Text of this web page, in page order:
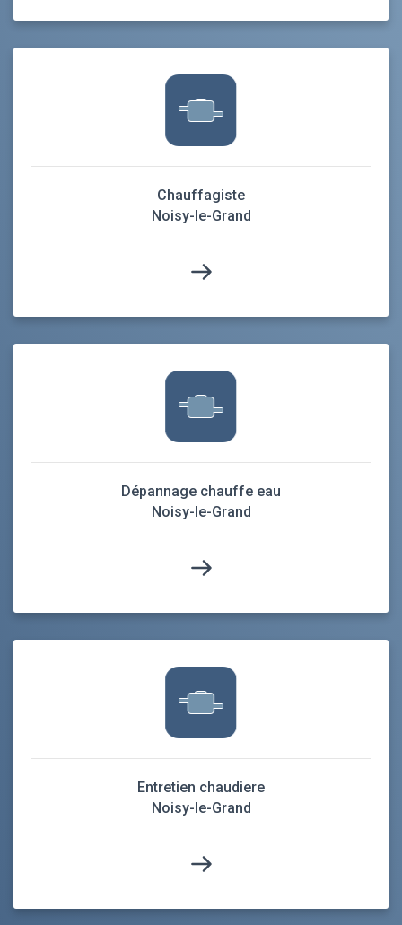
Chauffagiste
Noisy-le-Grand
Dépannage chauffe eau
Noisy-le-Grand
Entretien chaudiere
Noisy-le-Grand